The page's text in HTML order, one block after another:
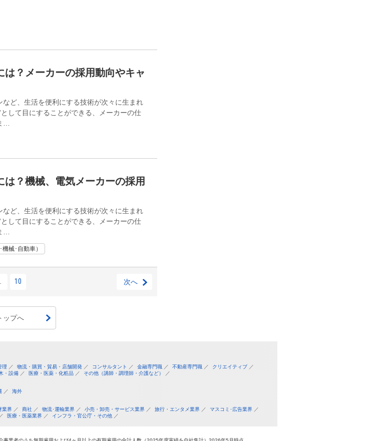
は？メーカーの採用動向やキャ
ど、生活を便利にする技術が次々に生まれ
して目にすることができる、メーカーの仕
…
は？機械、電気メーカーの採用
ど、生活を便利にする技術が次々に生まれ
して目にすることができる、メーカーの仕
…
械･自動車）
10 次へ
プへ
理 ／ 物流・購買・貿易・店舗開発 ／ コンサルタント ／ 金融専門職 ／ 不動産専門職 ／ クリエイティブ ／
・設備 ／ 医療・医薬・化粧品 ／ その他（講師・調理師・介護など） ／
／ 海外
業界 ／ 商社 ／ 物流･運輸業界 ／ 小売・卸売・サービス業界 ／ 旅行・エンタメ業界 ／ マスコミ･広告業界 ／
／ 医療・医薬業界 ／ インフラ・官公庁・その他 ／